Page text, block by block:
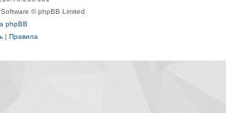
© phpBB Limited
phpBB
| Правила